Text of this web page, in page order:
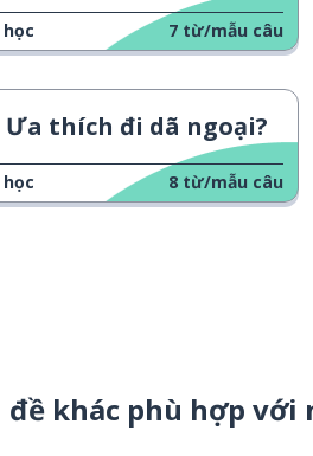
học 7 từ/mẫu câu
Ưa thích đi dã ngoại?
học 8 từ/mẫu câu
khác phù hợp với